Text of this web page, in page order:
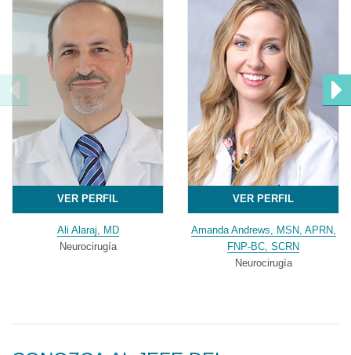
VER PERFIL
Ali Alaraj, MD
Neurocirugía
VER PERFIL
Amanda Andrews, MSN, APRN,
FNP-BC, SCRN
Neurocirugía